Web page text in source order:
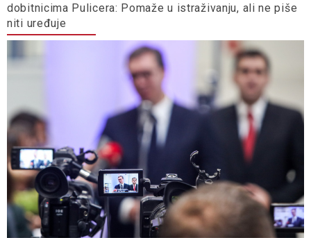
dobitnicima Pulicera: Pomaže u istraživanju, ali ne piše
niti uređuje